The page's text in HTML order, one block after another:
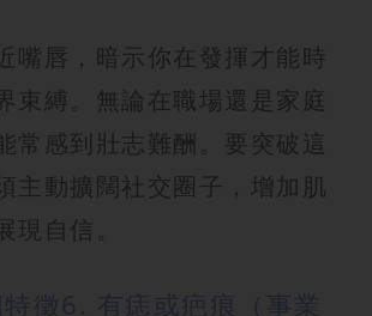
嘴唇，暗示你在發揮才能時
束縛。無論在職場還是家庭
常感到壯志難酬。要突破這
主動擴闊社交圈子，增加肌
現自信。